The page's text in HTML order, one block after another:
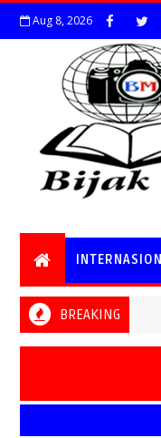
Aug 8, 2026
BREAKING